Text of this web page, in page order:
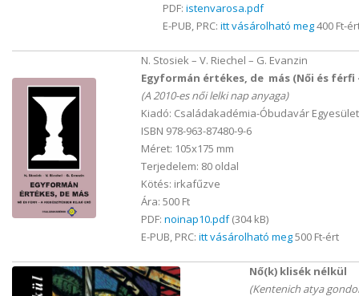
PDF: istenvarosa.pdf
E-PUB, PRC: itt vásárolható meg400 Ft-
N. Stosiek – V. Riechel – G. Evanzin
Egyformán értékes, de más (Női és
(A 2010-es női lelki nap anyaga)
Kiadó: Családakadémia-Óbudavár
ISBN 978-963-87480-9-6
Méret: 105x175 mm
Terjedelem: 80 oldal
Kötés: irkafűzve
Ára: 500 Ft
PDF: noinap10.pdf(304 kB)
E-PUB, PRC: itt vásárolható meg500 Ft-ért
Nő(k) klisék nélkül
(Kentenich atya